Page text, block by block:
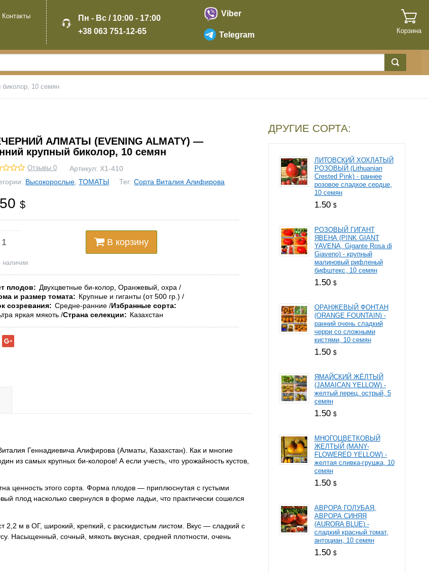
Контакты
Пн - Вс / 10:00 - 17:00
+38 063 751-12-65
Viber
Telegram Корзина
10 семян
АЛМАТЫ (EVENING ALMATY) —
крупный биколор, 10 семян
Отзывы 0 Артикул: Х1-410
Высокорослые ,ТОМАТЫ Тег:Сорта Виталия Алифирова
$
В корзину
наличии
плодов
Двухцветные би-колор, Оранжевый, охра
и размер томата
Крупные и гиганты (от 500 гр.)
созревания
Средне-ранние Избранные сорта
яркая мякоть Страна селекции Казахстан
Геннадиевича Алифирова (Алматы, Казахстан). Как и многие
из самых крупных би-колоров! А если учесть, что урожайность кустов,
ценность этого сорта. Форма плодов — приплюснутая с густыми
плод насколько свернулся в форме ладьи, что практически сошелся
м в ОГ, широкий, крепкий, с раскидистым листом. Вкус — сладкий с
Насыщенный, сочный, мякоть вкусная, средней плотности, очень
ДРУГИЕ СОРТА:
ЛИТОВСКИЙ ХОХЛАТЫЙ
РОЗОВЫЙ (Lithuanian
Crested Pink) - раннее
розовое сладкое сердце,
10 семян
1.50 $
РОЗОВЫЙ ГИГАНТ
ЯВЕНА (PINK GIANT
YAVENA, Gigante Rosa di
Giaveno) - крупный
малиновый рифленый
бифштекс, 10 семян
1.50 $
ОРАНЖЕВЫЙ ФОНТАН
(ORANGE FOUNTAIN) -
ранний очень сладкий
черри со сложными
кистями, 10 семян
1.50 $
ЯМАЙСКИЙ ЖЁЛТЫЙ
(JAMAICAN YELLOW) -
желтый перец, острый, 5
семян
1.50 $
МНОГОЦВЕТКОВЫЙ
ЖЕЛТЫЙ (MANY-
FLOWERED YELLOW) -
желтая сливка-грушка, 10
семян
1.50 $
АВРОРА ГОЛУБАЯ,
АВРОРА СИНЯЯ
(AURORA BLUE) -
сладкий красный томат,
антоциан, 10 семян
1.50 $